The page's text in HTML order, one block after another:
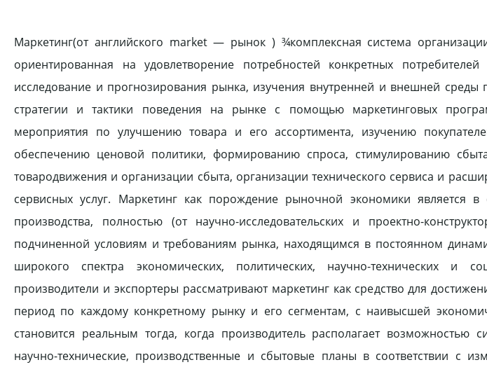
Маркетинг(от английского market — рынок ) ¾комплексная система
ориентированная на удовлетворение потребностей конкретных
исследование и прогнозирования рынка, изучения внутренней и внешней среды
стратегии и тактики поведения на рынке с помощью маркетинговых
мероприятия по улучшению товара и его ассортимента, изучению
обеспечению ценовой политики, формированию спроса, стимулированию
товародвижения и организации сбыта, организации технического сервиса и
сервисных услуг. Маркетинг как порождение рыночной экономики является
производства, полностью (от научно-исследовательских и проектно-
подчиненной условиям и требованиям рынка, находящимся в постоянном
широкого спектра экономических, политических, научно-технических и
производители и экспортеры рассматривают маркетинг как средство для
период по каждому конкретному рынку и его сегментам, с наивысшей
становится реальным тогда, когда производитель располагает возможностью
научно-технические, производственные и сбытовые планы в соответствии с